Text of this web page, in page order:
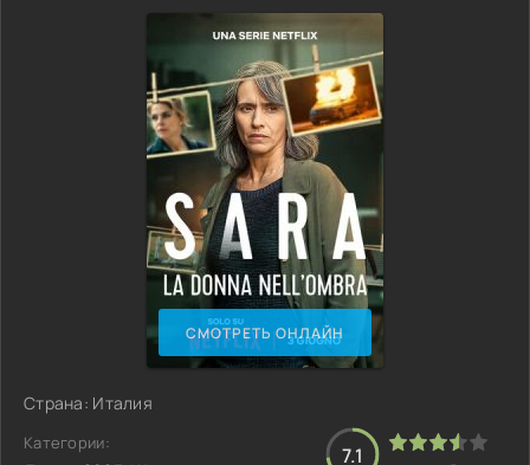
СМОТРЕТЬ ОНЛАЙН
Страна: Италия
Категории: 7.1